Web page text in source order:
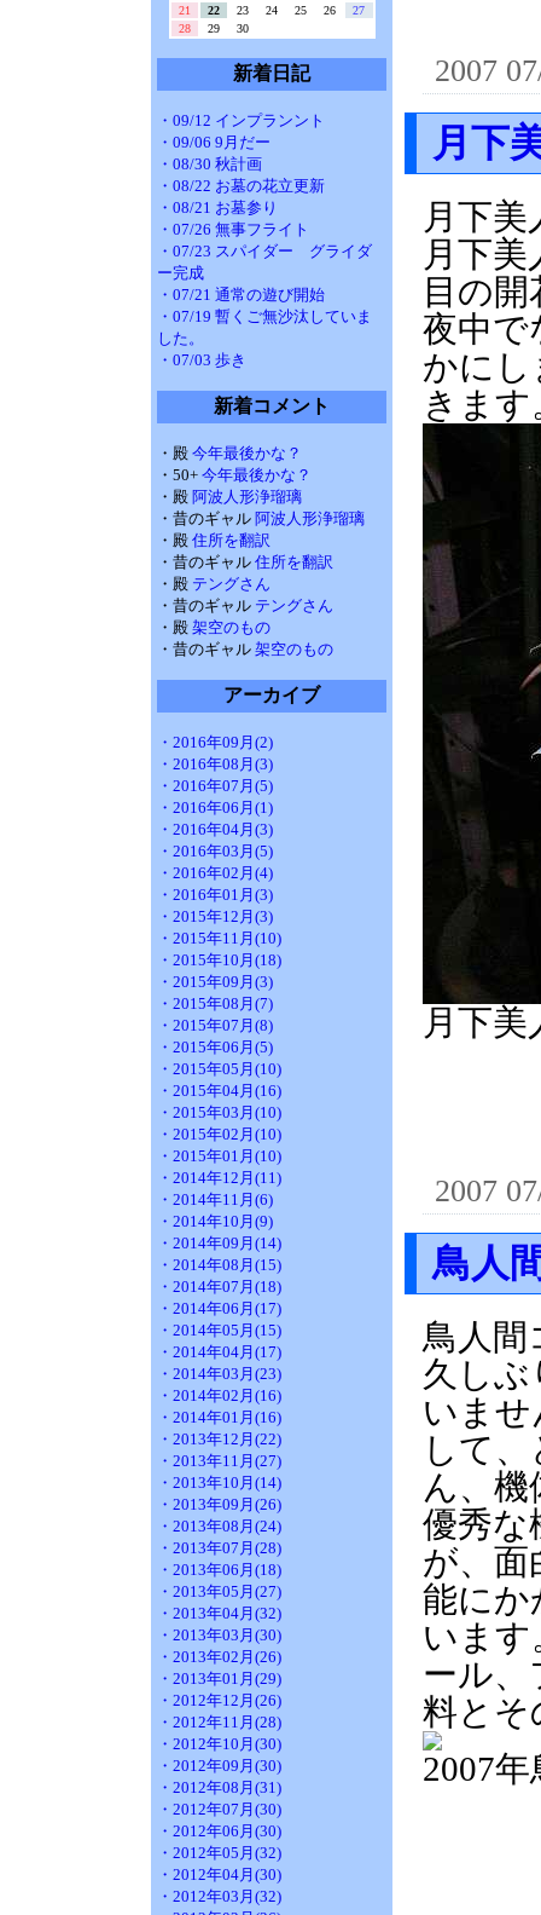
21
22 23 24 25 26
27
28
29 30
新着日記
・09/12 インプランント
・09/06 9月だー
・08/30 秋計画
・08/22 お墓の花立更新
・08/21 お墓参り
・07/26 無事フライト
・07/23 スパイダー グライダ
ー完成
・07/21 通常の遊び開始
・07/19 暫くご無沙汰していま
した。
・07/03 歩き
新着コメント
・殿 今年最後かな？
・50+ 今年最後かな？
・殿 阿波人形浄瑠璃
・昔のギャル 阿波人形浄瑠璃
・殿 住所を翻訳
・昔のギャル 住所を翻訳
・殿 テングさん
・昔のギャル テングさん
・殿 架空のもの
・昔のギャル 架空のもの
アーカイブ
・2016年09月(2)
・2016年08月(3)
・2016年07月(5)
・2016年06月(1)
・2016年04月(3)
・2016年03月(5)
・2016年02月(4)
・2016年01月(3)
・2015年12月(3)
・2015年11月(10)
・2015年10月(18)
・2015年09月(3)
・2015年08月(7)
・2015年07月(8)
・2015年06月(5)
・2015年05月(10)
・2015年04月(16)
・2015年03月(10)
・2015年02月(10)
・2015年01月(10)
・2014年12月(11)
・2014年11月(6)
・2014年10月(9)
・2014年09月(14)
・2014年08月(15)
・2014年07月(18)
・2014年06月(17)
・2014年05月(15)
・2014年04月(17)
・2014年03月(23)
・2014年02月(16)
・2014年01月(16)
・2013年12月(22)
・2013年11月(27)
・2013年10月(14)
・2013年09月(26)
・2013年08月(24)
・2013年07月(28)
・2013年06月(18)
・2013年05月(27)
・2013年04月(32)
・2013年03月(30)
・2013年02月(26)
・2013年01月(29)
・2012年12月(26)
・2012年11月(28)
・2012年10月(30)
・2012年09月(30)
・2012年08月(31)
・2012年07月(30)
・2012年06月(30)
・2012年05月(32)
・2012年04月(30)
・2012年03月(32)
2007
月下
月下美
月下
目の
夜中
かにし
きます
月下
2007
鳥人
鳥人間
久しぶ
いま
して
ん、
優秀な
が、面
能にか
いま
ール
料とそ
2007